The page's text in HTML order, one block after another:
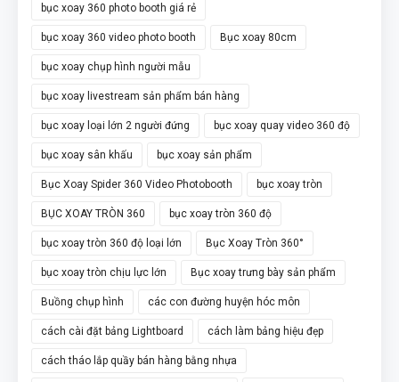
bục xoay 360 photo booth giá rẻ
bục xoay 360 video photo booth Bục xoay 80cm
bục xoay chụp hình người mẫu
bục xoay livestream sản phẩm bán hàng
bục xoay loại lớn 2 người đứng bục xoay quay video 360 độ
bục xoay sân khấu bục xoay sản phẩm
Bục Xoay Spider 360 Video Photobooth bục xoay tròn
BỤC XOAY TRÒN 360 bục xoay tròn 360 độ
bục xoay tròn 360 độ loại lớn Bục Xoay Tròn 360°
bục xoay tròn chịu lực lớn Bục xoay trưng bày sản phẩm
Buồng chụp hình các con đường huyện hóc môn
cách cài đặt bảng Lightboard cách làm bảng hiệu đẹp
cách tháo lắp quầy bán hàng bằng nhựa